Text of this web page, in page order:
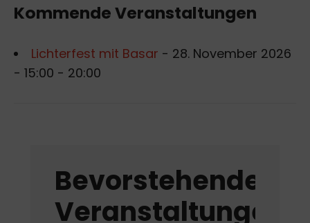
Kommende Veranstaltungen
Lichterfest mit Basar - 28. November 2026
- 15:00 - 20:00
Bevorstehende
Veranstaltungen